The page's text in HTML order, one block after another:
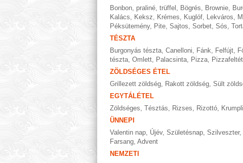
Bonbon, praliné, trüffel , Bögrés, Brownie,
Kalács, Keksz, Krémes, Kuglóf, Lekváros,
Péksütemény, Pite, Sajtos, Sorbet, Sós,
TÉSZTA
Burgonyás tészta, Canelloni, Fánk, Felfújt,
tészta, Omlett, Palacsinta, Pizza, Pizzafeltét
ZÖLDSÉGES ÉTEL
Grillezett zöldség, Rakott zöldség, Sült
EGYTÁLÉTEL
Zöldséges, Tésztás, Rizses, Rizottó,
ÜNNEPI
Valentin nap, Újév, Születésnap, Szilveszter,
Farsang, Advent
NEMZETI